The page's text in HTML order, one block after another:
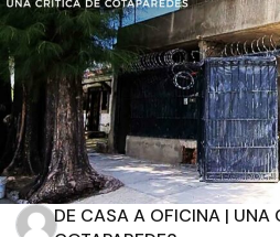
DE CASA A OFICINA | UNA
Tipo de obra
Recamaras